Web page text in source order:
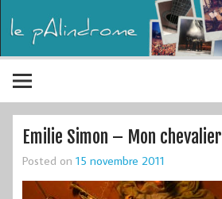
Emilie Simon – Mon chevalier
Posted on 15 novembre 2011